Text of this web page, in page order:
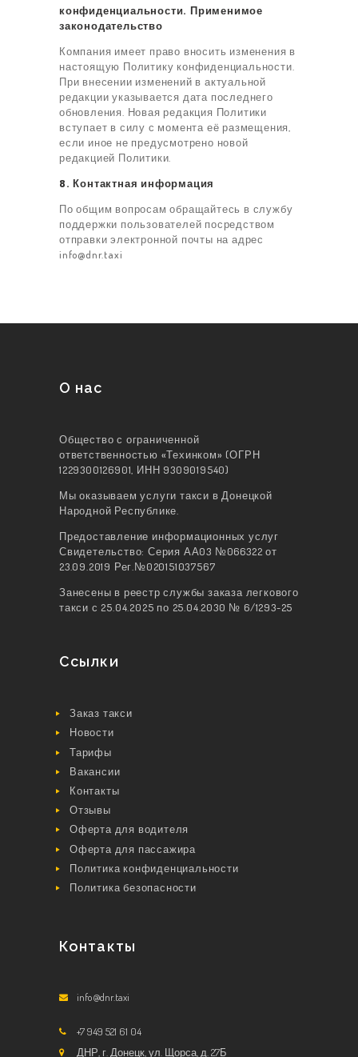
конфиденциальности. Применимое
законодательство
Компания имеет право вносить изменения в
настоящую Политику конфиденциальности.
При внесении изменений в актуальной
редакции указывается дата последнего
обновления. Новая редакция Политики
вступает в силу с момента её размещения,
если иное не предусмотрено новой
редакцией Политики.
8. Контактная информация
По общим вопросам обращайтесь в службу
поддержки пользователей посредством
отправки электронной почты на адрес
info@dnr.taxi
О нас
Общество с ограниченной
ответственностью «Техинком» (ОГРН
1229300126901, ИНН 9309019540)
Мы оказываем услуги такси в Донецкой
Народной Республике.
Предоставление информационных услуг
Свидетельство: Серия АА03 №066322 от
23.09.2019 Рег.№020151037567
Занесены в реестр службы заказа легкового
такси с 25.04.2025 по 25.04.2030 № 6/1293-25
Ссылки
Заказ такси
Новости
Тарифы
Вакансии
Контакты
Отзывы
Оферта для водителя
Оферта для пассажира
Политика конфиденциальности
Политика безопасности
Контакты
info@dnr.taxi
+7 949 521 61 04
ДНР, г. Донецк, ул. Щорса, д. 27Б